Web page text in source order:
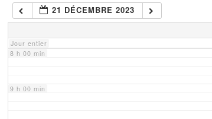
21 DÉCEMBRE 2023
Jour entier
7 h 00 min
8 h 00 min
9 h 00 min